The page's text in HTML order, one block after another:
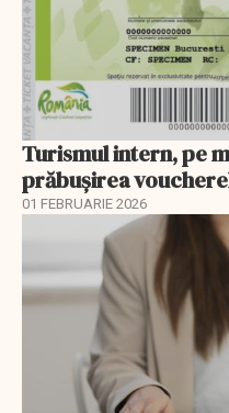
Turismul intern, pe
prăbușirea
01 FEBRUARIE 2026